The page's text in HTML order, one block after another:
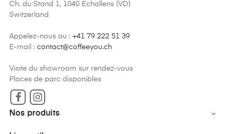
Ch. du Stand 1, 1040 Echallens (VD)
Switzerland
Appelez-nous au : +41 79 222 51 39
E-mail : contact@coffeeyou.ch
Visite du showroom sur rendez-vous
Places de parc disponibles
Facebook
Nos produits 